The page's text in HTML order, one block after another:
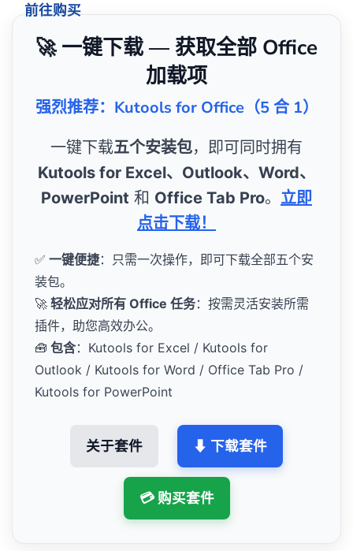
前往购买
🚀 一键下载 — 获取全部 Office
加载项
强烈推荐：Kutools for Office（5 合 1）
一键下载五个安装包，即可同时拥有
Kutools for Excel、Outlook、Word、
PowerPoint 和 Office Tab Pro。 立即
点击下载！
✅ 一键便捷：只需一次操作，即可下载全部五个安
装包。
🚀 轻松应对所有 Office 任务：按需灵活安装所需
插件，助您高效办公。
🧰 包含：Kutools for Excel / Kutools for
Outlook / Kutools for Word / Office Tab Pro /
Kutools for PowerPoint
关于套件 ⬇ 下载套件
💳 购买套件